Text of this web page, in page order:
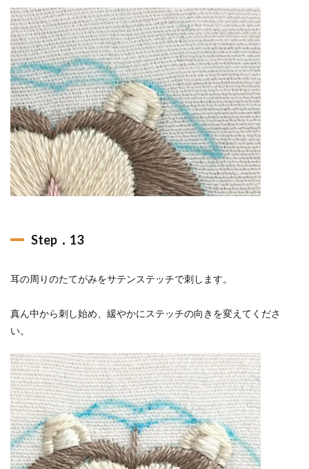
Step．13
耳の周りのたてがみをサテンステッチで刺します。
真ん中から刺し始め、緩やかにステッチの向きを変えてくださ
い。